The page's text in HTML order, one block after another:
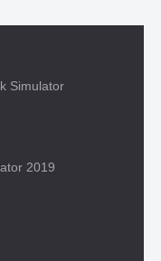
Simulator
2019